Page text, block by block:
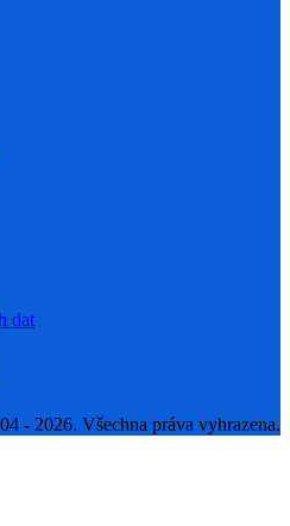
dat
- 2026. Všechna práva vyhrazena.